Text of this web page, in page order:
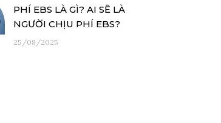
PHÍ EBS LÀ GÌ? AI SẼ LÀ
NGƯỜI CHỊU PHÍ EBS?
25/08/2025